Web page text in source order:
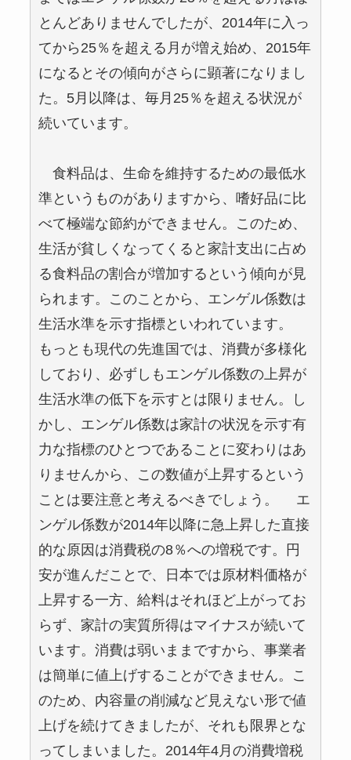
とんどありませんでしたが、2014年に入っ
てから25％を超える月が増え始め、2015年
になるとその傾向がさらに顕著になりまし
た。5月以降は、毎月25％を超える状況が
続いています。
食料品は、生命を維持するための最低水
準というものがありますから、嗜好品に比
べて極端な節約ができません。このため、
生活が貧しくなってくると家計支出に占め
る食料品の割合が増加するという傾向が見
られます。このことから、エンゲル係数は
生活水準を示す指標といわれています。
もっとも現代の先進国では、消費が多様化
しており、必ずしもエンゲル係数の上昇が
生活水準の低下を示すとは限りません。し
かし、エンゲル係数は家計の状況を示す有
力な指標のひとつであることに変わりはあ
りませんから、この数値が上昇するという
ことは要注意と考えるべきでしょう。 エ
ンゲル係数が2014年以降に急上昇した直接
的な原因は消費税の8％への増税です。円
安が進んだことで、日本では原材料価格が
上昇する一方、給料はそれほど上がってお
らず、家計の実質所得はマイナスが続いて
います。消費は弱いままですから、事業者
は簡単に値上げすることができません。こ
のため、内容量の削減など見えない形で値
上げを続けてきましたが、それも限界とな
ってしまいました。2014年4月の消費増税